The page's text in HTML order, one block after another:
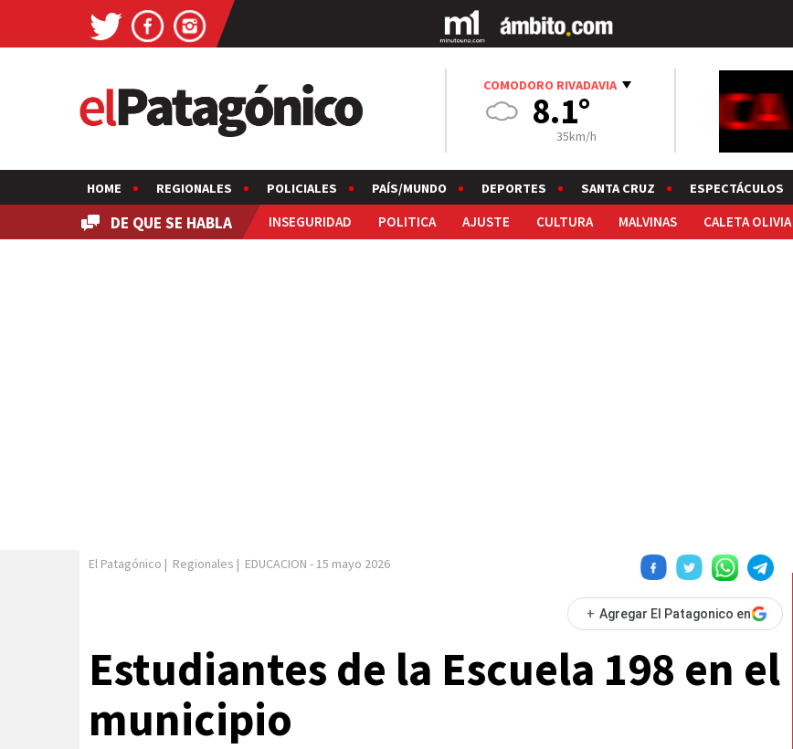
COMODORO RIVADAVIA
8.1°
35km/h
HOME REGIONALES POLICIALES PAÍS/MUNDO DEPORTES SANTA CRUZ ESPECTÁCULOS
DE QUE SE HABLA INSEGURIDAD POLITICA AJUSTE CULTURA MALVINAS CALETA OLIVIA
El Patagónico | Regionales | EDUCACION - 15 mayo 2026
+ Agregar El Patagonico en
Estudiantes de la Escuela 198 en el
municipio